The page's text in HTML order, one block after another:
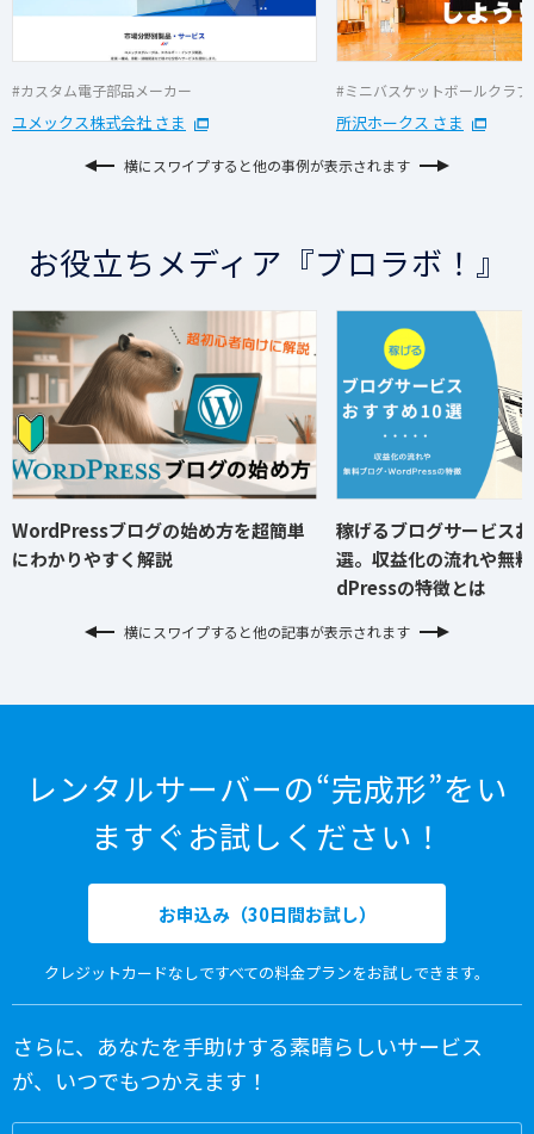
#カスタム電子部品メーカー
ユメックス株式会社 さま
#ミニバスケットボールクラブ
所沢ホークス さま
横にスワイプすると他の事例が表示されます
お役立ちメディア『ブロラボ！』
WordPressブログの始め方を超簡単
にわかりやすく解説
稼げるブログサービス
選。収益化の流れや無
dPressの特徴とは
横にスワイプすると他の記事が表示されます
レンタルサーバーの“完成形”をい
ますぐお試しください！
お申込み（30日間お試し）
クレジットカードなしですべての料金プランをお試しできます。
さらに、あなたを手助けする素晴らしいサービス
が、いつでもつかえます！